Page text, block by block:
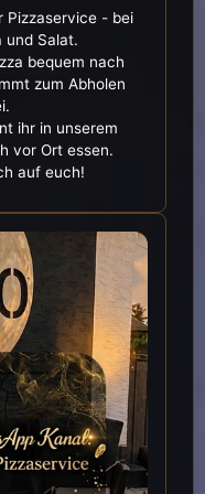
Pizzaservice - bei
und Salat.
bequem nach
zum Abholen
ihr in unserem
vor Ort essen.
auf euch!